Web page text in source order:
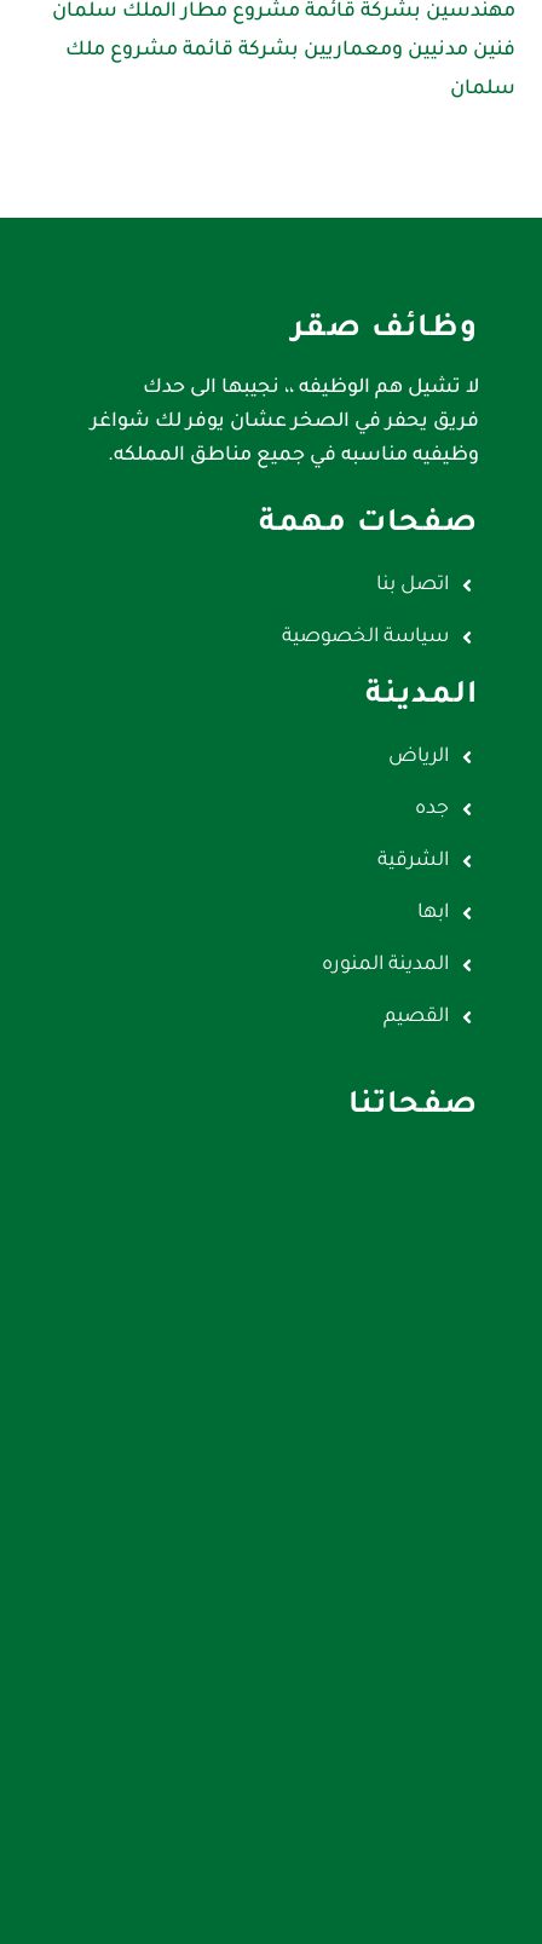
مهندسين بشركة قائمة مشروع مطار الملك سلمان
فنين مدنيين ومعماريين بشركة قائمة مشروع ملك
سلمان
وظائف صقر
لا تشيل هم الوظيفه ،، نجيبها الى حدك
فريق يحفر في الصخر عشان يوفر لك شواغر
وظيفيه مناسبه في جميع مناطق المملكه.
صفحات مهمة
اتصل بنا
سياسة الخصوصية
المدينة
الرياض
جده
الشرقية
ابها
المدينة المنوره
القصيم
صفحاتنا